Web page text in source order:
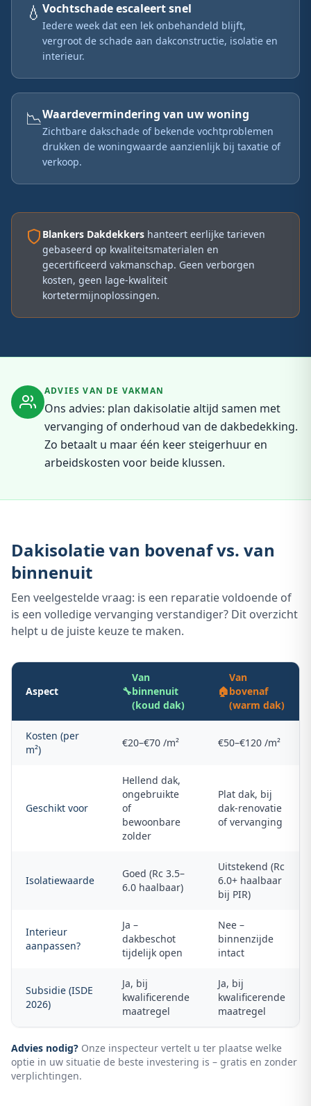
💧 Vochtschade escaleert snel
Iedere week dat een lek onbehandeld blijft,
vergroot de schade aan dakconstructie, isolatie en
interieur.
📉Waardevermindering van uw woning
Zichtbare dakschade of bekende vochtproblemen
drukken de woningwaarde aanzienlijk bij taxatie of
verkoop.
Blankers Dakdekkers hanteert eerlijke tarieven
gebaseerd op kwaliteitsmaterialen en
gecertificeerd vakmanschap. Geen verborgen
kosten, geen lage-kwaliteit
kortetermijnoplossingen.
ADVIES VAN DE VAKMAN
Ons advies: plan dakisolatie altijd samen met
vervanging of onderhoud van de dakbedekking.
Zo betaalt u maar één keer steigerhuur en
arbeidskosten voor beide klussen.
Dakisolatie van bovenaf vs. van
binnenuit
Een veelgestelde vraag: is een reparatie voldoende of
is een volledige vervanging verstandiger? Dit overzicht
helpt u de juiste keuze te maken.
Aspect 🔧
Van
binnenuit
(koud dak)
🏠
Van
bovenaf
(warm dak)
Kosten (per
m²)
€20–€70 /m² €50–€120 /m²
Geschikt voor
Hellend dak,
ongebruikte
of
bewoonbare
zolder
Plat dak, bij
dak-renovatie
of vervanging
Isolatiewaarde
Goed (Rc 3.5–
6.0 haalbaar)
Uitstekend (Rc
6.0+ haalbaar
bij PIR)
Interieur
aanpassen?
Ja –
dakbeschot
tijdelijk open
Nee –
binnenzijde
intact
Subsidie (ISDE
2026)
Ja, bij
kwalificerende
maatregel
Ja, bij
kwalificerende
maatregel
Advies nodig? Onze inspecteur vertelt u ter plaatse welke
optie in uw situatie de beste investering is – gratis en zonder
verplichtingen.